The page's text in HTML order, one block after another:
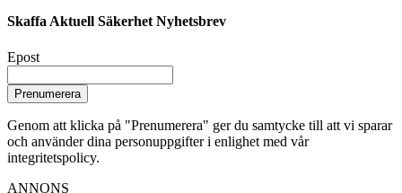
Skaffa Aktuell Säkerhet Nyhetsbrev
Epost
Prenumerera
Genom att klicka på "Prenumerera" ger du samtycke till att vi sparar
och använder dina personuppgifter i enlighet med vår
integritetspolicy.
ANNONS